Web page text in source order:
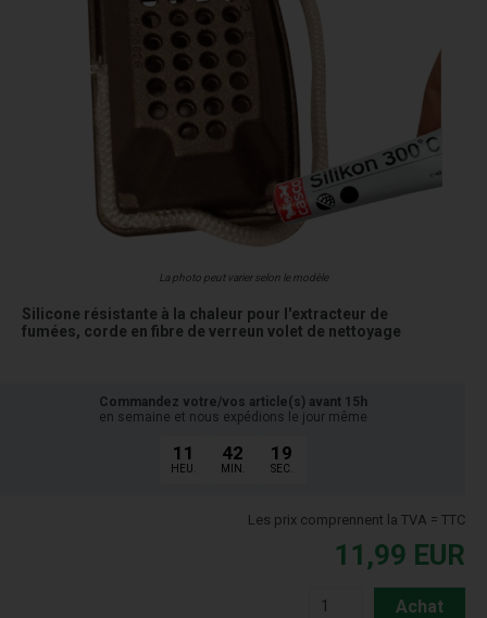
La photo peut varier selon le modèle
Silicone résistante à la chaleur pour l'extracteur de
fumées, corde en fibre de verreun volet de nettoyage
Commandez votre/vos article(s) avant 15h
en semaine et nous expédions le jour même
11
HEU.
42
MIN.
19
SEC.
Les prix comprennent la TVA = TTC
11,99 EUR
Achat